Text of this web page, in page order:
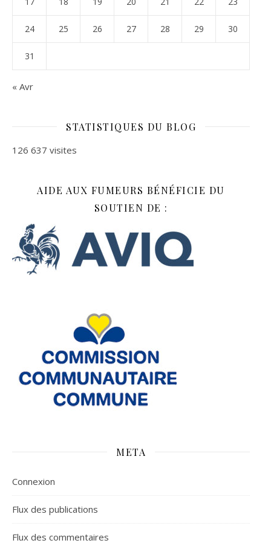
24 25 26 27 28 29 30
31
« Avr
STATISTIQUES DU BLOG
126 637 visites
AIDE AUX FUMEURS BÉNÉFICIE DU
SOUTIEN DE :
META
Connexion
Flux des publications
Flux des commentaires